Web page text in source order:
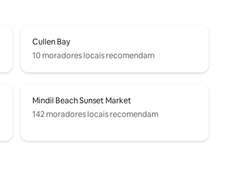
Cullen Bay
10 moradores locais recomendam
Mindil Beach Sunset Market
142 moradores locais recomendam